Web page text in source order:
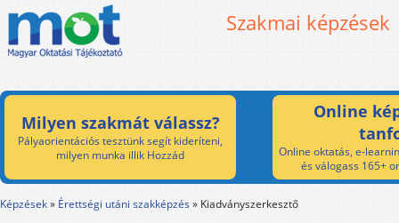
Szakmai képzések
Milyen szakmát válassz?
Pályaorientációs tesztünk segít kideríteni,
milyen munka illik Hozzád
Online
Online oktatás, e-
és válogass 165+
Képzések» Érettségi utáni szakképzés» Kiadványszerkesztő